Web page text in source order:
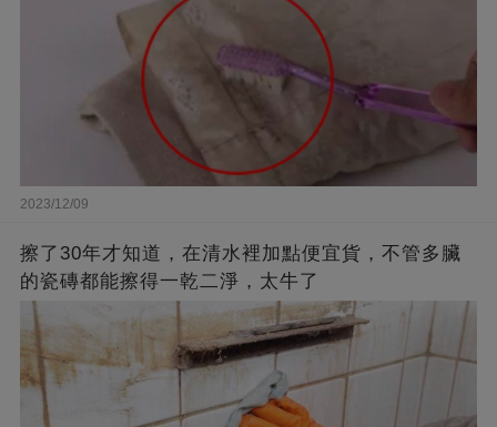
2023/12/09
擦了30年才知道，在清水裡加點便宜貨，不管多臟
的瓷磚都能擦得一乾二淨，太牛了